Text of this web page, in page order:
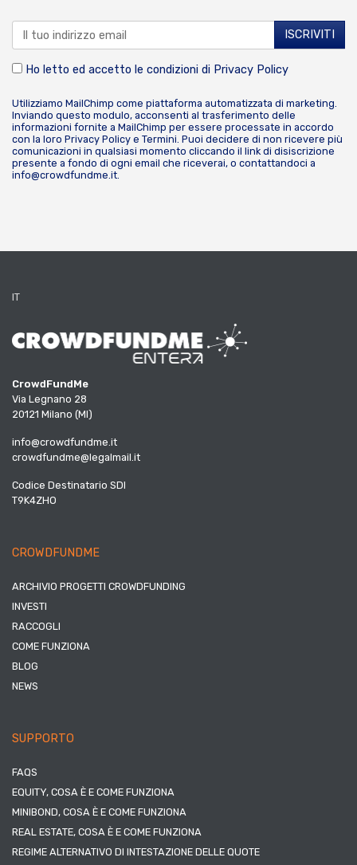
Ho letto ed accetto le condizioni di Privacy Policy
Utilizziamo MailChimp come piattaforma automatizzata di marketing.
Inviando questo modulo, acconsenti al trasferimento delle
informazioni fornite a MailChimp per essere processate in accordo
con la loro Privacy Policy e Termini. Puoi decidere di non ricevere più
comunicazioni in qualsiasi momento cliccando il link di disiscrizione
presente a fondo di ogni email che riceverai, o contattandoci a
info@crowdfundme.it.
IT
CrowdFundMe
Via Legnano 28
20121 Milano (MI)
info@crowdfundme.it
crowdfundme@legalmail.it
Codice Destinatario SDI
T9K4ZHO
CROWDFUNDME
ARCHIVIO PROGETTI CROWDFUNDING
INVESTI
RACCOGLI
COME FUNZIONA
BLOG
NEWS
SUPPORTO
FAQS
EQUITY, COSA È E COME FUNZIONA
MINIBOND, COSA È E COME FUNZIONA
REAL ESTATE, COSA È E COME FUNZIONA
REGIME ALTERNATIVO DI INTESTAZIONE DELLE QUOTE